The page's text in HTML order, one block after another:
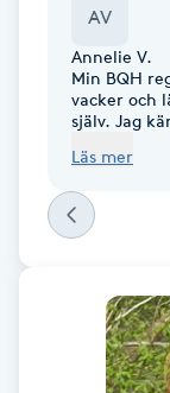
Faceliftmassage
Fet hårbotten
Fettreducering
Fibromassage
Fillers
Fotmassage
AV
Annelie V.
Min BQH
vacker och
själv. Jag
jag kände
vägledning
Läs mer